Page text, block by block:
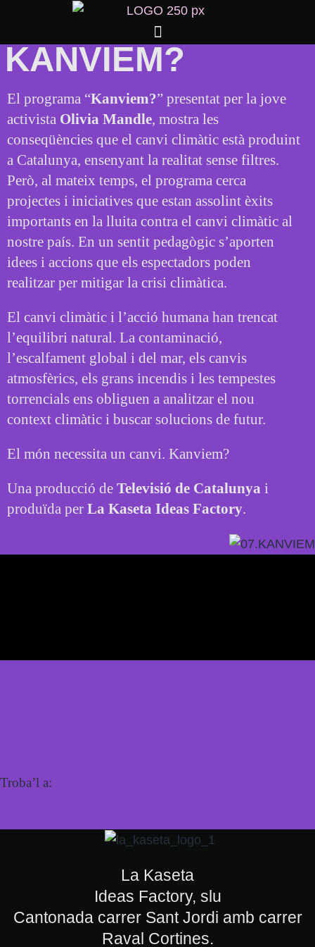
KANVIEM?
El programa “Kanviem?” presentat per la jove
activista Olivia Mandle, mostra les
conseqüències que el canvi climàtic està produint
a Catalunya, ensenyant la realitat sense filtres.
Però, al mateix temps, el programa cerca
projectes i iniciatives que estan assolint èxits
importants en la lluita contra el canvi climàtic al
nostre país. En un sentit pedagògic s’aporten
idees i accions que els espectadors poden
realitzar per mitigar la crisi climàtica.
El canvi climàtic i l’acció humana han trencat
l’equilibri natural. La contaminació,
l’escalfament global i del mar, els canvis
atmosfèrics, els grans incendis i les tempestes
torrencials ens obliguen a analitzar el nou
context climàtic i buscar solucions de futur.
El món necessita un canvi. Kanviem?
Una producció de Televisió de Catalunya i
produïda per La Kaseta Ideas Factory.
Troba’l a:
La Kaseta
Ideas Factory, slu
Cantonada carrer Sant Jordi amb carrer
Raval Cortines.